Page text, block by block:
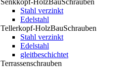
Senkkopf-HolzBauSchrauben
Stahl verzinkt
Edelstahl
Tellerkopf-HolzBauSchrauben
Stahl verzinkt
Edelstahl
gleitbeschichtet
Terrassenschrauben